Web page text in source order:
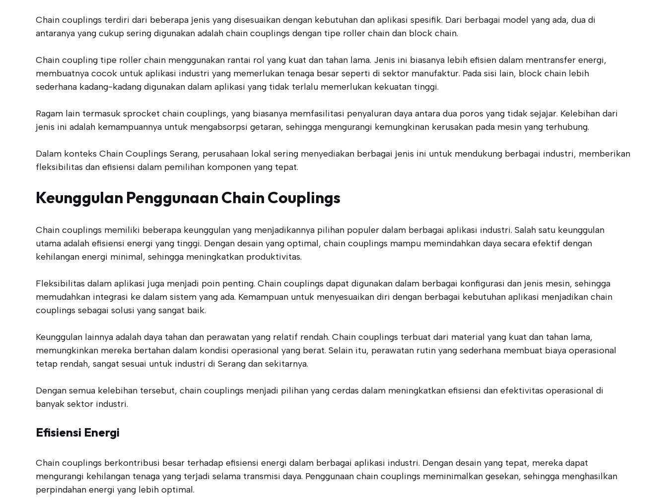
Chain couplings terdiri dari beberapa jenis yang disesuaikan dengan kebutuhan dan aplikasi spesifik. Dari berbagai model yang ada, dua di
antaranya yang cukup sering digunakan adalah chain couplings dengan tipe roller chain dan block chain.
Chain coupling tipe roller chain menggunakan rantai rol yang kuat dan tahan lama. Jenis ini biasanya lebih efisien dalam mentransfer energi,
membuatnya cocok untuk aplikasi industri yang memerlukan tenaga besar seperti di sektor manufaktur. Pada sisi lain, block chain lebih
sederhana kadang-kadang digunakan dalam aplikasi yang tidak terlalu memerlukan kekuatan tinggi.
Ragam lain termasuk sprocket chain couplings, yang biasanya memfasilitasi penyaluran daya antara dua poros yang tidak sejajar. Kelebihan dari
jenis ini adalah kemampuannya untuk mengabsorpsi getaran, sehingga mengurangi kemungkinan kerusakan pada mesin yang terhubung.
Dalam konteks Chain Couplings Serang, perusahaan lokal sering menyediakan berbagai jenis ini untuk mendukung berbagai industri, memberikan
fleksibilitas dan efisiensi dalam pemilihan komponen yang tepat.
Keunggulan Penggunaan Chain Couplings
Chain couplings memiliki beberapa keunggulan yang menjadikannya pilihan populer dalam berbagai aplikasi industri. Salah satu keunggulan
utama adalah efisiensi energi yang tinggi. Dengan desain yang optimal, chain couplings mampu memindahkan daya secara efektif dengan
kehilangan energi minimal, sehingga meningkatkan produktivitas.
Fleksibilitas dalam aplikasi juga menjadi poin penting. Chain couplings dapat digunakan dalam berbagai konfigurasi dan jenis mesin, sehingga
memudahkan integrasi ke dalam sistem yang ada. Kemampuan untuk menyesuaikan diri dengan berbagai kebutuhan aplikasi menjadikan chain
couplings sebagai solusi yang sangat baik.
Keunggulan lainnya adalah daya tahan dan perawatan yang relatif rendah. Chain couplings terbuat dari material yang kuat dan tahan lama,
memungkinkan mereka bertahan dalam kondisi operasional yang berat. Selain itu, perawatan rutin yang sederhana membuat biaya operasional
tetap rendah, sangat sesuai untuk industri di Serang dan sekitarnya.
Dengan semua kelebihan tersebut, chain couplings menjadi pilihan yang cerdas dalam meningkatkan efisiensi dan efektivitas operasional di
banyak sektor industri.
Efisiensi Energi
Chain couplings berkontribusi besar terhadap efisiensi energi dalam berbagai aplikasi industri. Dengan desain yang tepat, mereka dapat
mengurangi kehilangan tenaga yang terjadi selama transmisi daya. Penggunaan chain couplings meminimalkan gesekan, sehingga menghasilkan
perpindahan energi yang lebih optimal.